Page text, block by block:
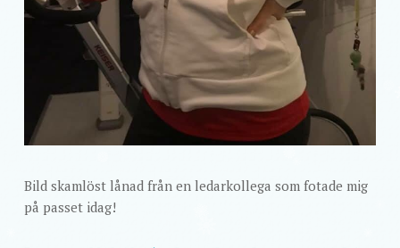
Bild skamlöst lånad från en ledarkollega som fotade mig
på passet idag!